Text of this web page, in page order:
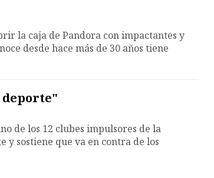
la caja de Pandora con impactantes y
desde hace más de 30 años tiene
deporte"
de los 12 clubes impulsores de la
y sostiene que va en contra de los